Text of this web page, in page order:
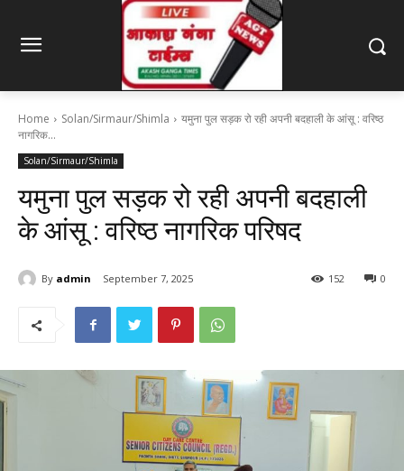
Home Solan/Sirmaur/Shimla
यमुना पुल सड़क रो रही अपनी बदहाली के आंसू : वरिष्ठ
नागरिक...
Solan/Sirmaur/Shimla
यमुना पुल सड़क रो रही अपनी बदहाली
के आंसू : वरिष्ठ नागरिक परिषद
By admin September 7, 2025 0
152